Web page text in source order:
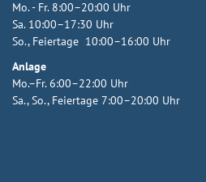
Mo. - Fr. 8:00–20:00 Uhr
Sa. 10:00–17:30 Uhr
So., Feiertage 10:00–16:00 Uhr
Anlage
Mo.–Fr. 6:00–22:00 Uhr
Sa., So., Feiertage 7:00–20:00 Uhr